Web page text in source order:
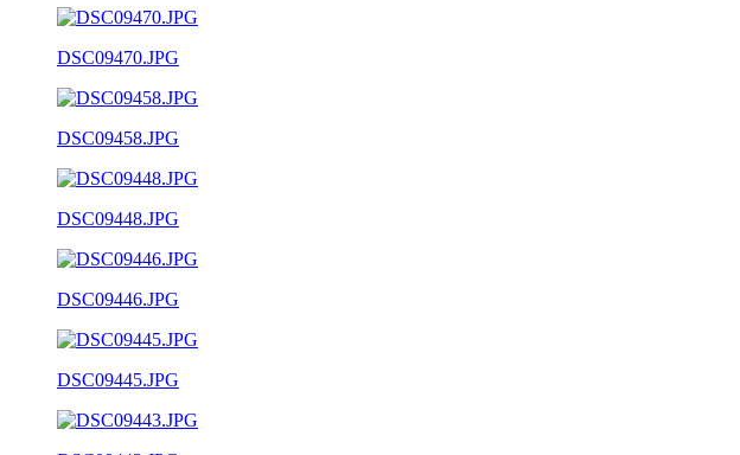
DSC09470.JPG
DSC09458.JPG
DSC09448.JPG
DSC09446.JPG
DSC09445.JPG